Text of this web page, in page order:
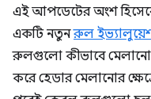
এই আপডেটের অংশ
একটি নতুনরুল
রুলগুলো কীভাবে মেলানো
করে হেডার মেলানোর